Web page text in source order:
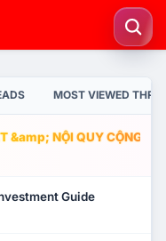
MOST VIEWED
&amp; NỘI QUY CỘNG
Guide